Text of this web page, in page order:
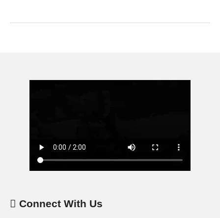
Connect With Us